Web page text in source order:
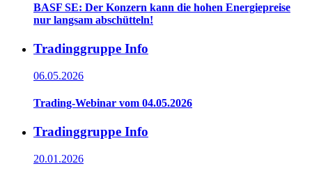
BASF SE: Der Konzern kann die hohen Energiepreise
nur langsam abschütteln!
Tradinggruppe Info
06.05.2026
Trading-Webinar vom 04.05.2026
Tradinggruppe Info
20.01.2026